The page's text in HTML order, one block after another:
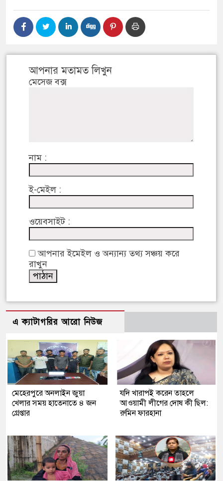
আপনার মতামত লিখুন
মেসেজ বক্স
নাম :
ই-মেইল :
ওয়েবসাইট :
আপনার ইমেইল ও অন্যান্য তথ্য সঞ্চয় করে
রাখুন
এ ক্যাটাগরির আরো নিউজ
মেহেরপুরে অনলাইন জুয়া
খেলার সময় হাতেনাতে ৪ জন
গ্রেপ্তার
যদি খারাপই করেন তাহলে
আওয়ামী লীগের দোষ কী ছিল:
রুমিন ফারহানা